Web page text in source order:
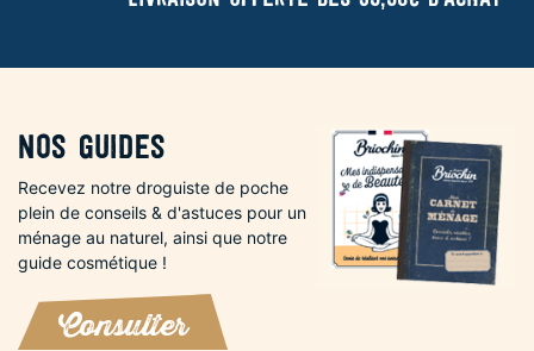
Nos guides
Recevez notre droguiste de poche
plein de conseils & d'astuces pour un
ménage au naturel, ainsi que notre
guide cosmétique !
Consulter